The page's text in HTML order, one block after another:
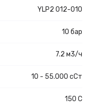
YLP2 012-010
10 бар
7.2 м3/ч
10 - 55.000 сСт
150 С